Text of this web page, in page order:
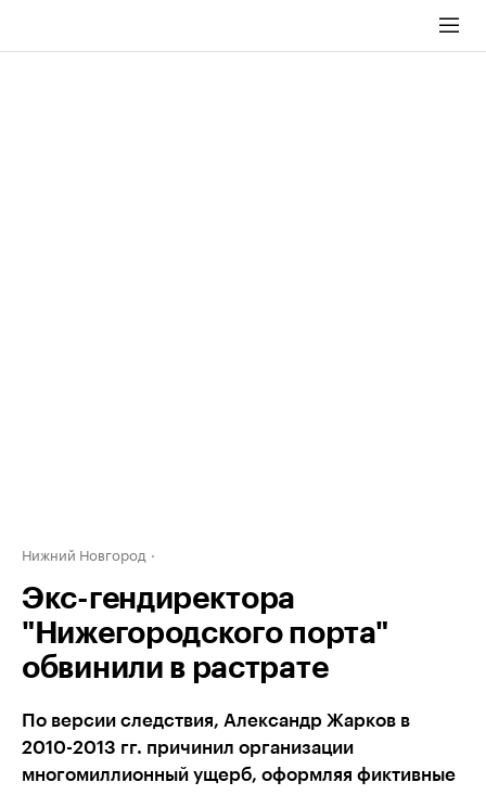
Нижний Новгород
Экс-гендиректора
"Нижегородского порта"
обвинили в растрате
По версии следствия, Александр Жарков в
2010-2013 гг. причинил организации
многомиллионный ущерб, оформляя фиктивные